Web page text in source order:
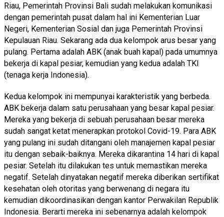
Riau, Pemerintah Provinsi Bali sudah melakukan komunikasi
dengan pemerintah pusat dalam hal ini Kementerian Luar
Negeri, Kementerian Sosial dan juga Pemerintah Provinsi
Kepulauan Riau. Sekarang ada dua kelompok arus besar yang
pulang. Pertama adalah ABK (anak buah kapal) pada umumnya
bekerja di kapal pesiar, kemudian yang kedua adalah TKI
(tenaga kerja Indonesia).
Kedua kelompok ini mempunyai karakteristik yang berbeda.
ABK bekerja dalam satu perusahaan yang besar kapal pesiar.
Mereka yang bekerja di sebuah perusahaan besar mereka
sudah sangat ketat menerapkan protokol Covid-19. Para ABK
yang pulang ini sudah ditangani oleh manajemen kapal pesiar
itu dengan sebaik-baiknya. Mereka dikarantina 14 hari di kapal
pesiar. Setelah itu dilakukan tes untuk memastikan mereka
negatif. Setelah dinyatakan negatif mereka diberikan sertifikat
kesehatan oleh otoritas yang berwenang di negara itu
kemudian dikoordinasikan dengan kantor Perwakilan Republik
Indonesia. Berarti mereka ini sebenarnya adalah kelompok